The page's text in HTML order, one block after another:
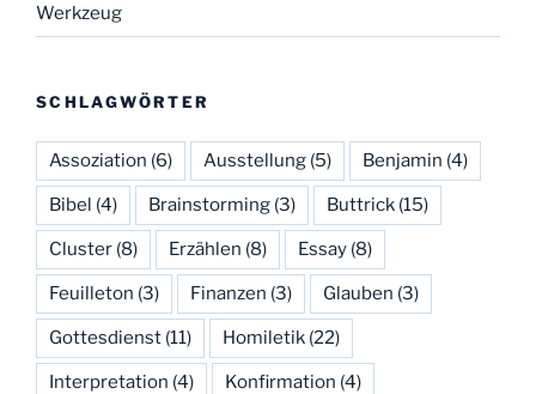
Werkzeug
SCHLAGWÖRTER
Assoziation (6) Ausstellung (5) Benjamin (4)
Bibel (4) Brainstorming (3) Buttrick (15)
Cluster (8) Erzählen (8) Essay (8)
Feuilleton (3) Finanzen (3) Glauben (3)
Gottesdienst (11) Homiletik (22)
Interpretation (4) Konfirmation (4)